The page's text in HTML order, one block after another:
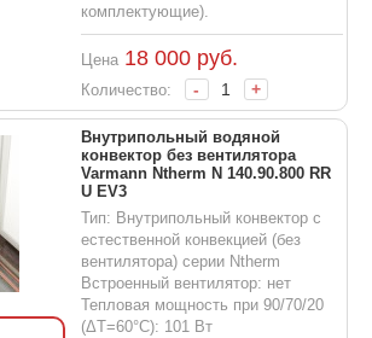
комплектующие).
Цена 18 000руб.
Количество: - +
Внутрипольный водяной
конвектор без вентилятора
Varmann Ntherm N 140.90.800 RR
U EV3
Тип: Внутрипольный конвектор с
естественной конвекцией (без
вентилятора) серии Ntherm
Встроенный вентилятор: нет
Тепловая мощность при 90/70/20
(ΔT=60°C): 101 Вт